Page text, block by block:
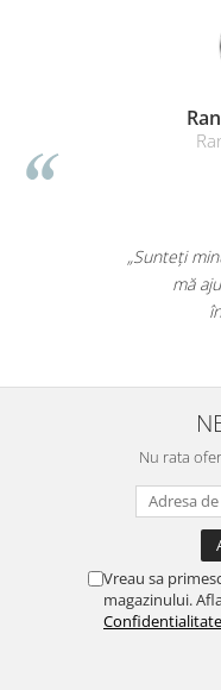
„Sunteți
mă
Nu rata
Vreau sa
magazinului.
Confidentialitate